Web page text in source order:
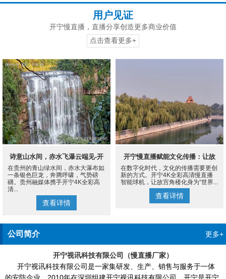
用户见证
开宁慢直播，直播分享创造更多商业价值
点击查看更多+
诗意山水间，赤水飞瀑云端见-开
宁4K慢直播摄像机
在贵州的青山绿水间，赤水大瀑布如
一条银色巨龙，奔腾呼啸，气势磅
礴。贵州融媒体携手开宁4K全彩高
清...
查看详情
开宁慢直播赋能文化传播：让故
宫角楼成为世界的文化客厅
在数字化时代，文化的传播需要更创
新的方式。开宁4K全彩高清慢直播
智能球机，让故宫角楼化身为“世界...
查看详情
公司简介 更多+
开宁视讯科技有限公司（慢直播厂家）
开宁视讯科技有限公司是一家集研发、生产、销售与服务于一体